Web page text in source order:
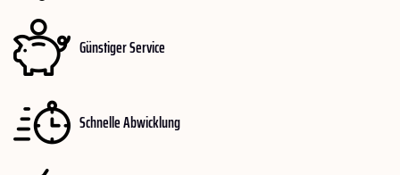
Günstiger Service
Schnelle Abwicklung